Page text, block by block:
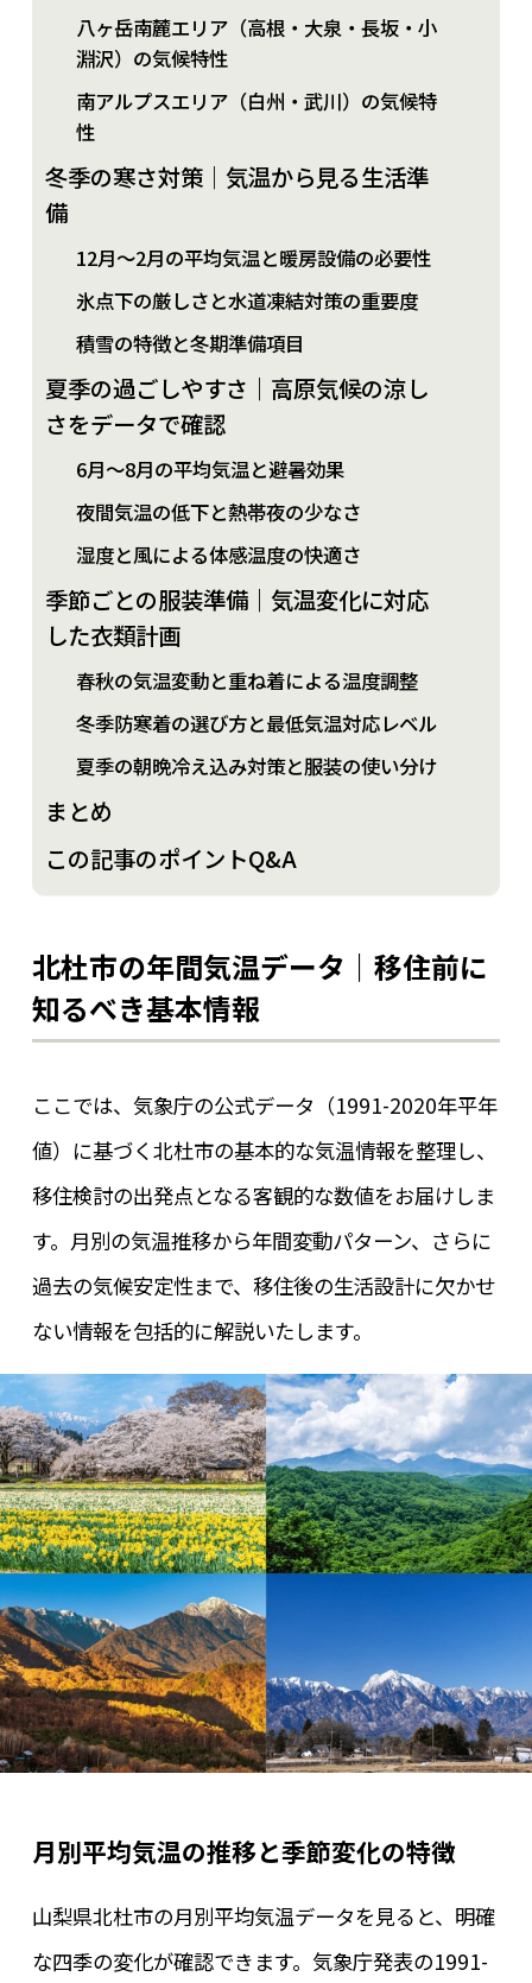
八ヶ岳南麓エリア（高根・大泉・長坂・小
淵沢）の気候特性
南アルプスエリア（白州・武川）の気候特
性
冬季の寒さ対策｜気温から見る生活準
備
12月～2月の平均気温と暖房設備の必要性
氷点下の厳しさと水道凍結対策の重要度
積雪の特徴と冬期準備項目
夏季の過ごしやすさ｜高原気候の涼し
さをデータで確認
6月～8月の平均気温と避暑効果
夜間気温の低下と熱帯夜の少なさ
湿度と風による体感温度の快適さ
季節ごとの服装準備｜気温変化に対応
した衣類計画
春秋の気温変動と重ね着による温度調整
冬季防寒着の選び方と最低気温対応レベル
夏季の朝晩冷え込み対策と服装の使い分け
まとめ
この記事のポイントQ&A
北杜市の年間気温データ｜移住前に
知るべき基本情報
ここでは、気象庁の公式データ（1991-2020年平年
値）に基づく北杜市の基本的な気温情報を整理し、
移住検討の出発点となる客観的な数値をお届けしま
す。月別の気温推移から年間変動パターン、さらに
過去の気候安定性まで、移住後の生活設計に欠かせ
ない情報を包括的に解説いたします。
月別平均気温の推移と季節変化の特徴
山梨県北杜市の月別平均気温データを見ると、明確
な四季の変化が確認できます。気象庁発表の1991-